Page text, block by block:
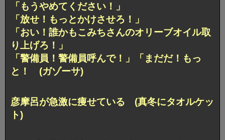
「もうやめてください！」
「放せ！もっとかけさせろ！」
「おい！誰かもこみちさんのオリーブオイル取
り上げろ！」
「警備員！警備員呼んで！」「まだだ！もっ
と！ (ガゾーサ)
彦摩呂が急激に痩せている (真冬にタオルケッ
ト)